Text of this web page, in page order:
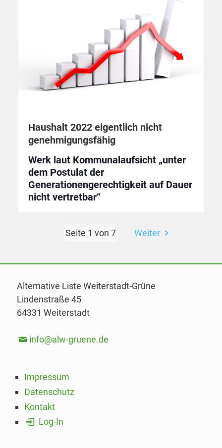
Haushalt 2022 eigentlich nicht
genehmigungsfähig
Werk laut Kommunalaufsicht „unter
dem Postulat der
Generationengerechtigkeit auf Dauer
nicht vertretbar“
Seite 1 von 7 Weiter
Alternative Liste Weiterstadt-Grüne
Lindenstraße 45
64331 Weiterstadt
info@alw-gruene.de
Impressum
Datenschutz
Kontakt
Log-In